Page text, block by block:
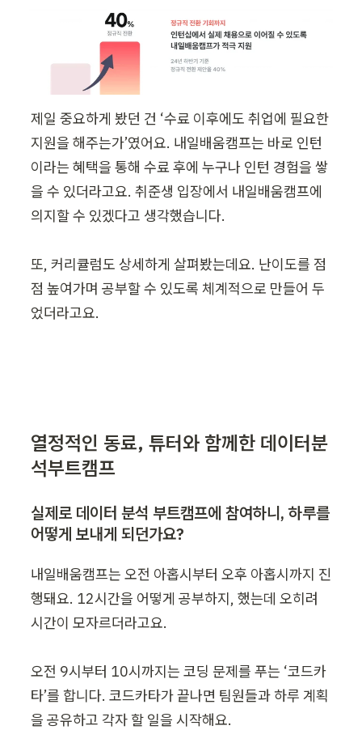
제일 중요하게 봤던 건 ‘수료 이후에도 취업에 필요한
지원을 해주는가’였어요. 내일배움캠프는 바로 인턴
이라는 혜택을 통해 수료 후에 누구나 인턴 경험을 쌓
을 수 있더라고요. 취준생 입장에서 내일배움캠프에
의지할 수 있겠다고 생각했습니다.
또, 커리큘럼도 상세하게 살펴봤는데요. 난이도를 점
점 높여가며 공부할 수 있도록 체계적으로 만들어 두
었더라고요.
열정적인 동료, 튜터와 함께한 데이터분
석부트캠프
실제로 데이터 분석 부트캠프에 참여하니, 하루를
어떻게 보내게 되던가요?
내일배움캠프는 오전 아홉시부터 오후 아홉시까지 진
행돼요. 12시간을 어떻게 공부하지, 했는데 오히려
시간이 모자르더라고요.
오전 9시부터 10시까지는 코딩 문제를 푸는 ‘코드카
타’를 합니다. 코드카타가 끝나면 팀원들과 하루 계획
을 공유하고 각자 할 일을 시작해요.